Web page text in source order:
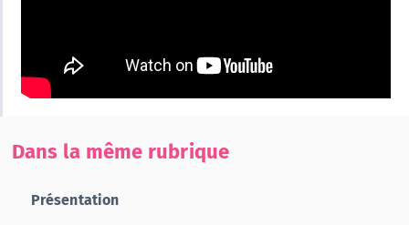
Dans la même rubrique
Présentation